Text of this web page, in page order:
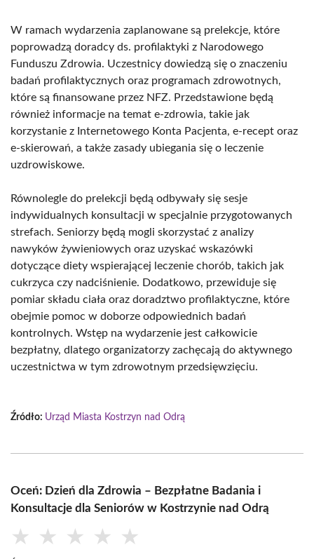
W ramach wydarzenia zaplanowane są prelekcje, które
poprowadzą doradcy ds. profilaktyki z Narodowego
Funduszu Zdrowia. Uczestnicy dowiedzą się o znaczeniu
badań profilaktycznych oraz programach zdrowotnych,
które są finansowane przez NFZ. Przedstawione będą
również informacje na temat e-zdrowia, takie jak
korzystanie z Internetowego Konta Pacjenta, e-recept oraz
e-skierowań, a także zasady ubiegania się o leczenie
uzdrowiskowe.
Równolegle do prelekcji będą odbywały się sesje
indywidualnych konsultacji w specjalnie przygotowanych
strefach. Seniorzy będą mogli skorzystać z analizy
nawyków żywieniowych oraz uzyskać wskazówki
dotyczące diety wspierającej leczenie chorób, takich jak
cukrzyca czy nadciśnienie. Dodatkowo, przewiduje się
pomiar składu ciała oraz doradztwo profilaktyczne, które
obejmie pomoc w doborze odpowiednich badań
kontrolnych. Wstęp na wydarzenie jest całkowicie
bezpłatny, dlatego organizatorzy zachęcają do aktywnego
uczestnictwa w tym zdrowotnym przedsięwzięciu.
Źródło: Urząd Miasta Kostrzyn nad Odrą
Oceń: Dzień dla Zdrowia – Bezpłatne Badania i
Konsultacje dla Seniorów w Kostrzynie nad Odrą
★ ★ ★ ★ ★